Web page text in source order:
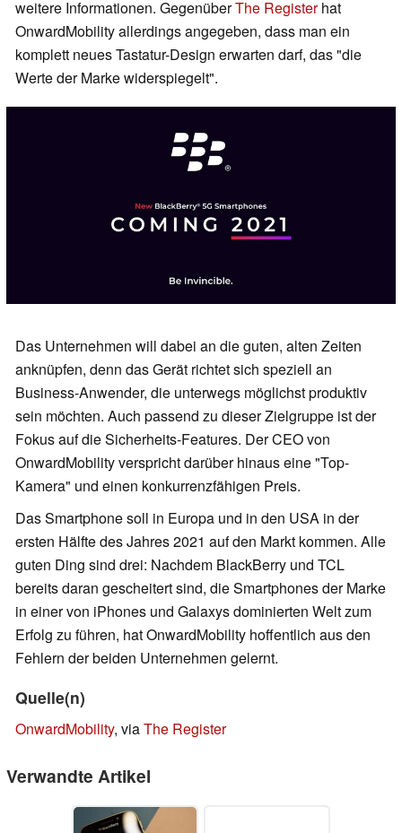
weitere Informationen. GegenüberThe Registerhat
OnwardMobility allerdings angegeben, dass man ein
komplett neues Tastatur-Design erwarten darf, das "die
Werte der Marke widerspiegelt".
Das Unternehmen will dabei an die guten, alten Zeiten
anknüpfen, denn das Gerät richtet sich speziell an
Business-Anwender, die unterwegs möglichst produktiv
sein möchten. Auch passend zu dieser Zielgruppe ist der
Fokus auf die Sicherheits-Features. Der CEO von
OnwardMobility verspricht darüber hinaus eine "Top-
Kamera" und einen konkurrenzfähigen Preis.
Das Smartphone soll in Europa und in den USA in der
ersten Hälfte des Jahres 2021 auf den Markt kommen. Alle
guten Ding sind drei: Nachdem BlackBerry und TCL
bereits daran gescheitert sind, die Smartphones der Marke
in einer von iPhones und Galaxys dominierten Welt zum
Erfolg zu führen, hat OnwardMobility hoffentlich aus den
Fehlern der beiden Unternehmen gelernt.
Quelle(n)
OnwardMobility, viaThe Register
Verwandte Artikel